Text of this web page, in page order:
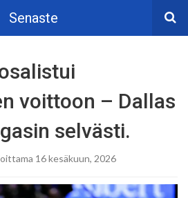
Senaste
voittoon – Dallas
selvästi.
16 kesäkuun, 2026